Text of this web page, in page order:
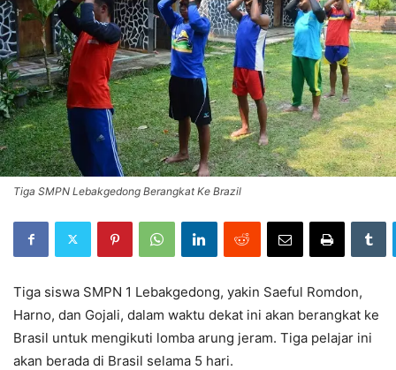
Tiga SMPN Lebakgedong Berangkat Ke Brazil
Tiga siswa SMPN 1 Lebakgedong, yakin Saeful Romdon,
Harno, dan Gojali, dalam waktu dekat ini akan berangkat ke
Brasil untuk mengikuti lomba arung jeram. Tiga pelajar ini
akan berada di Brasil selama 5 hari.